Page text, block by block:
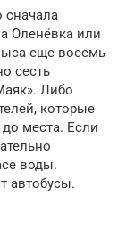
сначала
Оленёвка или
еще восемь
сесть
Либо
которые
места. Если
воды.
автобусы.